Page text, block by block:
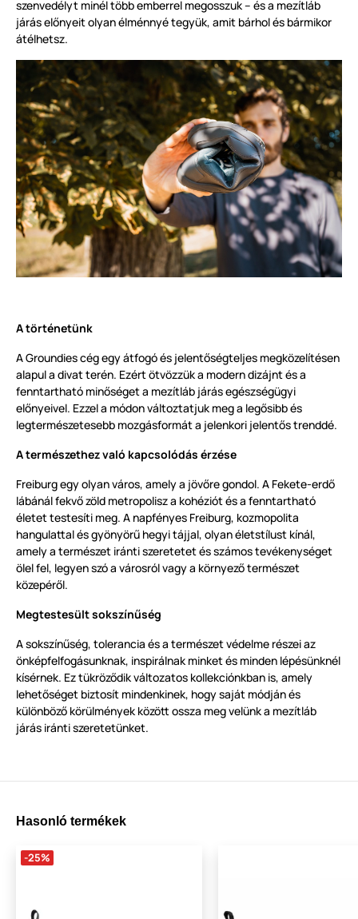
szenvedélyt minél több emberrel megosszuk – és a mezítláb
járás előnyeit olyan élménnyé tegyük, amit bárhol és bármikor
átélhetsz.
A történetünk
A Groundies cég egy átfogó és jelentőségteljes megközelítésen
alapul a divat terén. Ezért ötvözzük a modern dizájnt és a
fenntartható minőséget a mezítláb járás egészségügyi
előnyeivel. Ezzel a módon változtatjuk meg a legősibb és
legtermészetesebb mozgásformát a jelenkori jelentős trenddé.
A természethez való kapcsolódás érzése
Freiburg egy olyan város, amely a jövőre gondol. A Fekete-erdő
lábánál fekvő zöld metropolisz a kohéziót és a fenntartható
életet testesíti meg. A napfényes Freiburg, kozmopolita
hangulattal és gyönyörű hegyi tájjal, olyan életstílust kínál,
amely a természet iránti szeretetet és számos tevékenységet
ölel fel, legyen szó a városról vagy a környező természet
közepéről.
Megtestesült sokszínűség
A sokszínűség, tolerancia és a természet védelme részei az
önképfelfogásunknak, inspirálnak minket és minden lépésünknél
kísérnek. Ez tükröződik változatos kollekciónkban is, amely
lehetőséget biztosít mindenkinek, hogy saját módján és
különböző körülmények között ossza meg velünk a mezítláb
járás iránti szeretetünket.
Hasonló termékek
-25%